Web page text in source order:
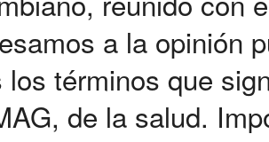
a la opinión
términos que
de la salud.